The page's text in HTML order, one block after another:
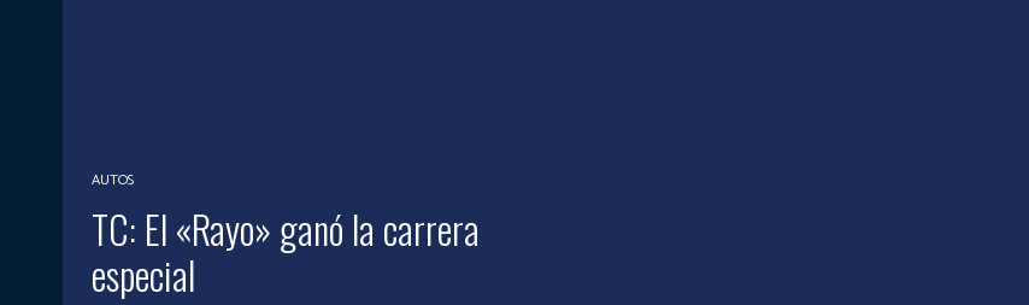
AUTOS
TC: El «Rayo» ganó la carrera
especial